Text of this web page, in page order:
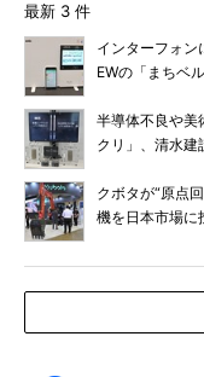
最新 3 件
インターフォ
EWの「まちベ
半導体不良や美
クリ」、清水建
クボタが“原点
機を日本市場に